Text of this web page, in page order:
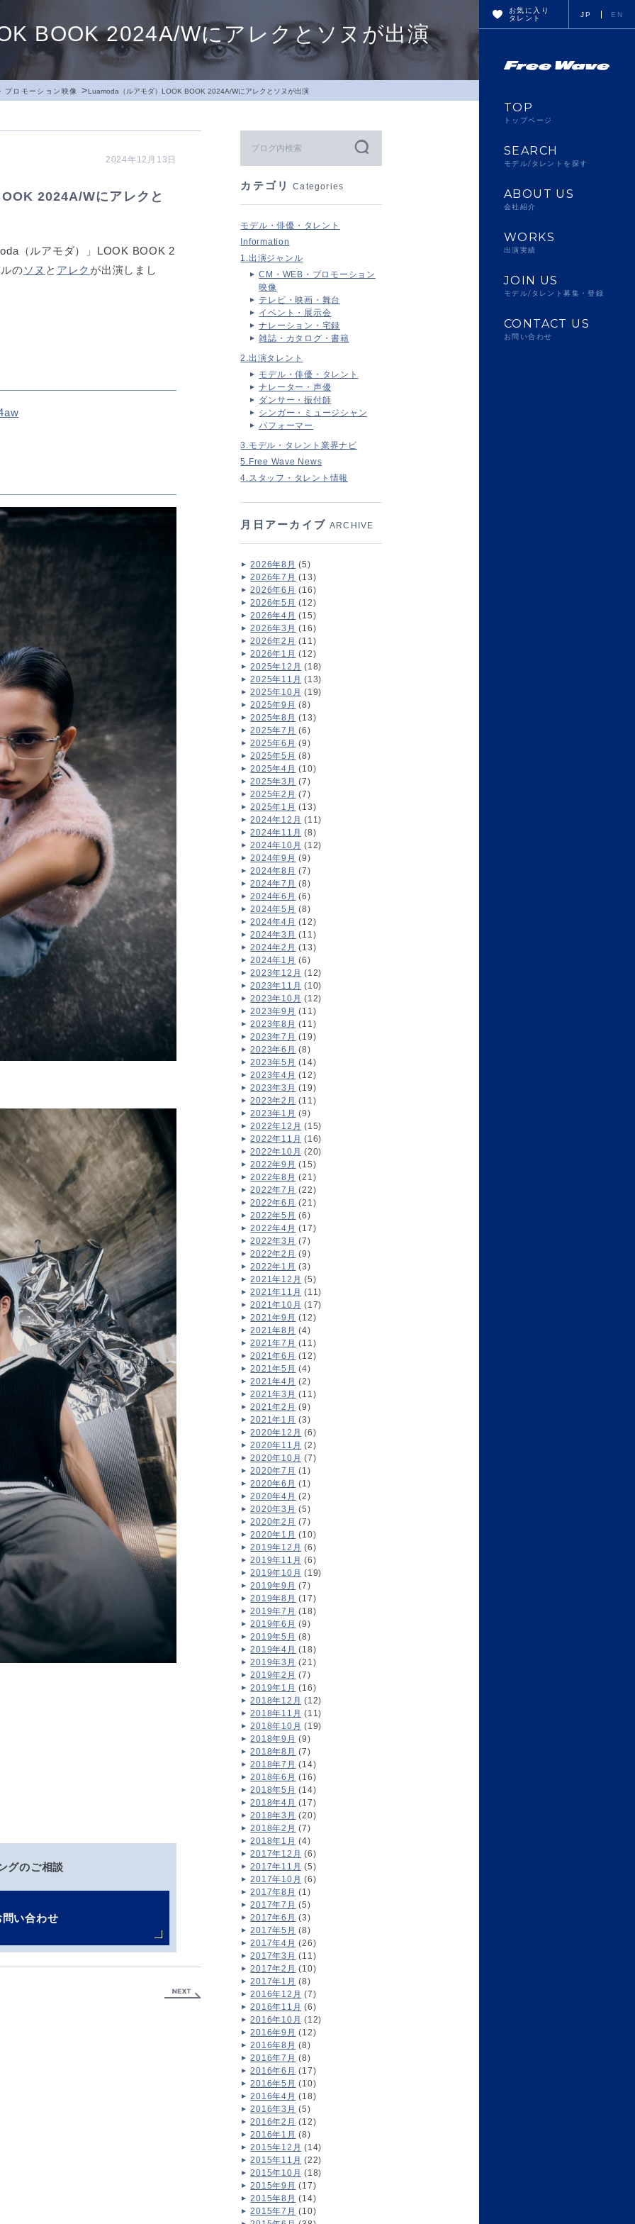
BOOK 2024A/Wにアレクとソヌが出演
プロモーション映像 >Luamoda（ルアモダ）LOOK BOOK 2024A/Wにアレクとソヌが出演
2024年12月13日
2024A/Wにアレクと
（ルアモダ）」LOOK BOOK 2
のソヌ と アレク が出演しまし
グのご相談
い合わせ
カテゴリ Categories
モデル・俳優・タレント
Information
1.出演ジャンル
CM・WEB・プロモーション
映像
テレビ・映画・舞台
イベント・展示会
ナレーション・宅録
雑誌・カタログ・書籍
2.出演タレント
モデル・俳優・タレント
ナレーター・声優
ダンサー・振付師
シンガー・ミュージシャン
パフォーマー
3.モデル・タレント業界ナビ
5.Free Wave News
4.スタッフ・タレント情報
月日アーカイブ ARCHIVE
2026年8月 (5)
2026年7月 (13)
2026年6月 (16)
2026年5月 (12)
2026年4月 (15)
2026年3月 (16)
2026年2月 (11)
2026年1月 (12)
2025年12月 (18)
2025年11月 (13)
2025年10月 (19)
2025年9月 (8)
2025年8月 (13)
2025年7月 (6)
2025年6月 (9)
2025年5月 (8)
2025年4月 (10)
2025年3月 (7)
2025年2月 (7)
2025年1月 (13)
2024年12月 (11)
2024年11月 (8)
2024年10月 (12)
2024年9月 (9)
2024年8月 (7)
2024年7月 (8)
2024年6月 (6)
2024年5月 (8)
2024年4月 (12)
2024年3月 (11)
2024年2月 (13)
2024年1月 (6)
2023年12月 (12)
2023年11月 (10)
2023年10月 (12)
2023年9月 (11)
2023年8月 (11)
2023年7月 (19)
2023年6月 (8)
2023年5月 (14)
2023年4月 (12)
2023年3月 (19)
2023年2月 (11)
2023年1月 (9)
2022年12月 (15)
2022年11月 (16)
2022年10月 (20)
2022年9月 (15)
2022年8月 (21)
2022年7月 (22)
2022年6月 (21)
2022年5月 (6)
2022年4月 (17)
2022年3月 (7)
2022年2月 (9)
2022年1月 (3)
2021年12月 (5)
2021年11月 (11)
2021年10月 (17)
2021年9月 (12)
2021年8月 (4)
2021年7月 (11)
2021年6月 (12)
2021年5月 (4)
2021年4月 (2)
2021年3月 (11)
2021年2月 (9)
2021年1月 (3)
2020年12月 (6)
2020年11月 (2)
2020年10月 (7)
2020年7月 (1)
2020年6月 (1)
2020年4月 (2)
2020年3月 (5)
2020年2月 (7)
2020年1月 (10)
2019年12月 (6)
2019年11月 (6)
2019年10月 (19)
2019年9月 (7)
2019年8月 (17)
2019年7月 (18)
2019年6月 (9)
2019年5月 (8)
2019年4月 (18)
2019年3月 (21)
2019年2月 (7)
2019年1月 (16)
2018年12月 (12)
2018年11月 (11)
2018年10月 (19)
2018年9月 (9)
2018年8月 (7)
2018年7月 (14)
2018年6月 (16)
2018年5月 (14)
2018年4月 (17)
2018年3月 (20)
2018年2月 (7)
2018年1月 (4)
2017年12月 (6)
2017年11月 (5)
2017年10月 (6)
2017年8月 (1)
2017年7月 (5)
2017年6月 (3)
2017年5月 (8)
2017年4月 (26)
2017年3月 (11)
2017年2月 (10)
2017年1月 (8)
2016年12月 (7)
2016年11月 (6)
2016年10月 (12)
2016年9月 (12)
2016年8月 (8)
2016年7月 (8)
2016年6月 (17)
2016年5月 (10)
2016年4月 (18)
2016年3月 (5)
2016年2月 (12)
2016年1月 (8)
2015年12月 (14)
2015年11月 (22)
2015年10月 (18)
2015年9月 (17)
2015年8月 (14)
2015年7月 (10)
お気に入り
タレント
JP EN
TOP
トップページ
SEARCH
モデル/タレントを探す
ABOUT US
会社紹介
WORKS
出演実績
JOIN US
モデル/タレント募集・登録
CONTACT US
お問い合わせ